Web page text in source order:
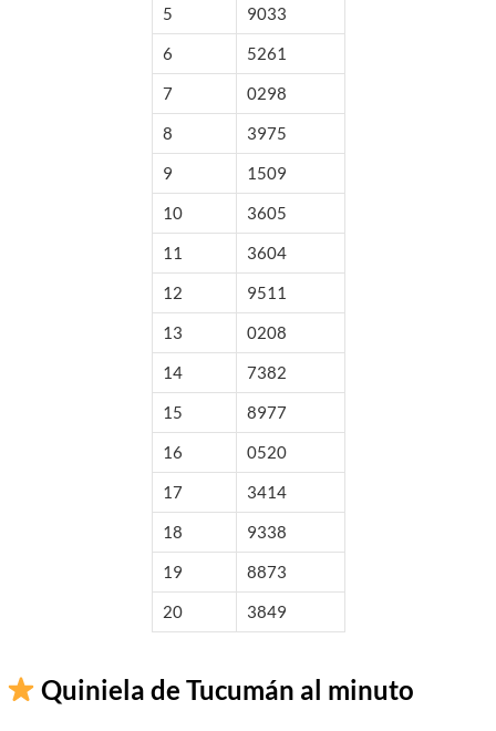
5
9033
6
5261
7
0298
8
3975
9
1509
10
3605
11
3604
12
9511
13
0208
14
7382
15
8977
16
0520
17
3414
18
9338
19
8873
20
3849
Quiniela de Tucumán al minuto